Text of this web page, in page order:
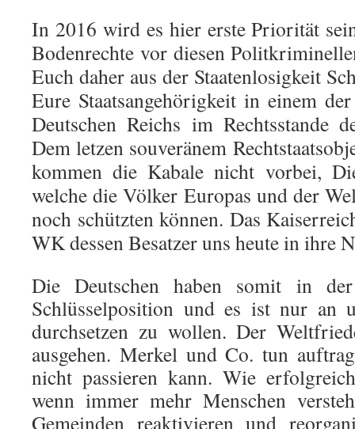
In 2016 wird es hier erste Priorität
Bodenrechte vor diesen
Euch daher aus der Staatenlosigkeit
Eure Staatsangehörigkeit in einem
Deutschen Reichs im Rechtsstande
Dem letzen souveränem
kommen die Kabale nicht vorbei,
welche die Völker Europas und der
noch schützten können. Das
WK dessen Besatzer uns heute in ihre
Die Deutschen haben somit in
Schlüsselposition und es ist nur an
durchsetzen zu wollen. Der
ausgehen. Merkel und Co. tun
nicht passieren kann. Wie
wenn immer mehr Menschen
Gemeinden reaktivieren und